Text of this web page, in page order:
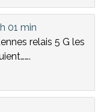
01 min
relais 5 G les